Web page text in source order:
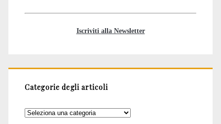
Iscriviti alla Newsletter
Categorie degli articoli
Categorie